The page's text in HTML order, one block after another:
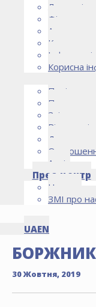
Лист
Фінансова
Кодекс
Корисна
Політика
План
Звіт про
Відомості
Договори
Архів
Прес-центр
Новини
ЗМІ про
UAEN
30 Жовтня, 2019